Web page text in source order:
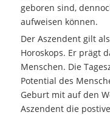
geboren sind,
aufweisen können.
Der Aszendent gilt
Horoskops. Er prägt
Menschen. Die
Potential des
Geburt mit auf den
Aszendent die